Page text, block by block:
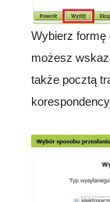
Wybierz formę
możesz
także pocztą